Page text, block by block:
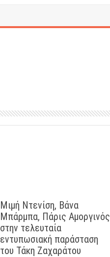
Μιμή Ντενίση, Βάνα
Μπάρμπα, Πάρις Αμοργινός
στην τελευταία
εντυπωσιακή παράσταση
του Τάκη Ζαχαράτου